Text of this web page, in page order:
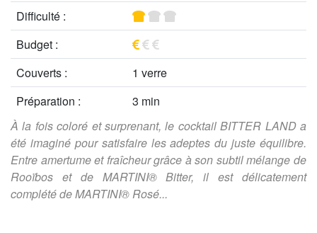
Difficulté :
Budget :
Couverts :
1 verre
Préparation :
3 min
À la fois coloré et surprenant, le cocktail BITTER LAND a
été imaginé pour satisfaire les adeptes du juste équilibre.
Entre amertume et fraîcheur grâce à son subtil mélange de
Rooïbos et de MARTINI® Bitter, il est délicatement
complété de MARTINI® Rosé...